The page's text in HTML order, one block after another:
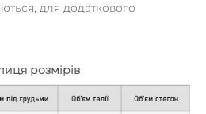
для додаткового
розмірів